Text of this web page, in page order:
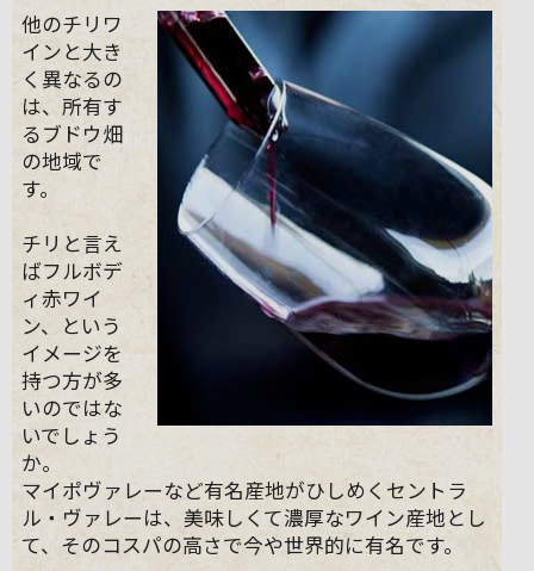
他のチリワ
インと大き
く異なるの
は、所有す
るブドウ畑
の地域で
す。
チリと言え
ばフルボデ
ィ赤ワイ
ン、という
イメージを
持つ方が多
いのではな
いでしょう
か。
マイポヴァレーなど有名産地がひしめくセントラ
ル・ヴァレーは、美味しくて濃厚なワイン産地とし
て、そのコスパの高さで今や世界的に有名です。